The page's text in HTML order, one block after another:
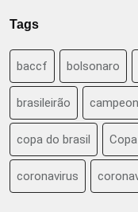
Tags
baccf bolsonaro
brasileirão
copa do brasil
coronavirus